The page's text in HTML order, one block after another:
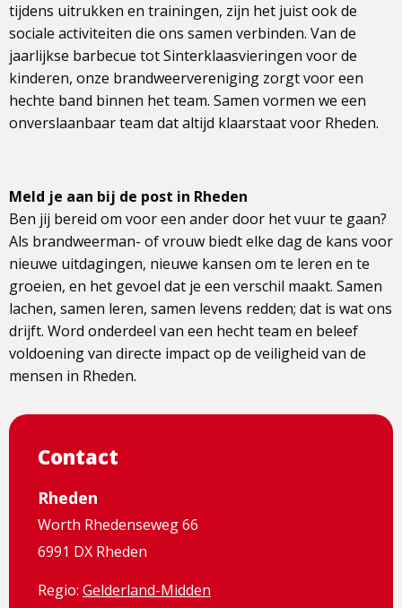
tijdens uitrukken en trainingen, zijn het juist ook de
sociale activiteiten die ons samen verbinden. Van de
jaarlijkse barbecue tot Sinterklaasvieringen voor de
kinderen, onze brandweervereniging zorgt voor een
hechte band binnen het team. Samen vormen we een
onverslaanbaar team dat altijd klaarstaat voor Rheden.
Meld je aan bij de post in Rheden
Ben jij bereid om voor een ander door het vuur te gaan?
Als brandweerman- of vrouw biedt elke dag de kans voor
nieuwe uitdagingen, nieuwe kansen om te leren en te
groeien, en het gevoel dat je een verschil maakt. Samen
lachen, samen leren, samen levens redden; dat is wat ons
drijft. Word onderdeel van een hecht team en beleef
voldoening van directe impact op de veiligheid van de
mensen in Rheden.
Contact
Rheden
Worth Rhedenseweg 66
6991 DX Rheden
Regio: Gelderland-Midden